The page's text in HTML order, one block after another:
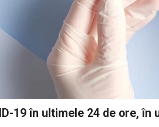
19 în ultimele 24 de ore, în